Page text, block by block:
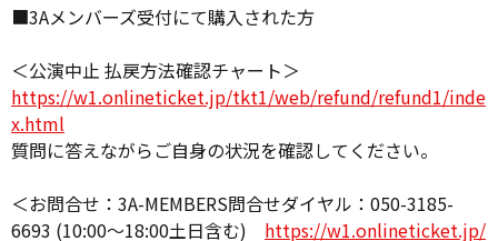
■3Aメンバーズ受付にて購入された方
＜公演中止 払戻方法確認チャート＞
https://w1.onlineticket.jp/tkt1/web/refund/refund1/inde
x.html
質問に答えながらご自身の状況を確認してください。
＜お問合せ：3A-MEMBERS問合せダイヤル：050-3185-
6693 (10:00～18:00土日含む) https://w1.onlineticket.jp/